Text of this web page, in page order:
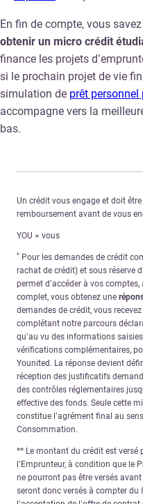
En fin de compte, vous
obtenir un micro crédit
finance les projets
si le prochain projet de vie
simulation de prêt
accompagne vers la
bas.
Un crédit vous engage et doit
remboursement avant de vous
YOU = vous
* Pour les demandes de crédit
rachat de crédit) et sous réserve
permet d’accéder à vos
complet, vous obtenez une
demandes de crédit, vous
complétant notre parcours
qu’au vu des informations
vérifications complémentaires,
Younited. La réponse devient
réception des justificatifs
des contrôles réglementaires
effective des fonds. Seule cette
constitue l’agrément final au
Consommation.
** Le montant du crédit est versé
l’Emprunteur, à condition que le
ne pourront pas être versés
seront donc versés à compter